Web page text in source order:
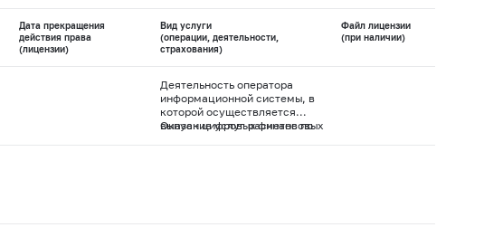
Дата прекращения
действия права
(лицензии)
Вид услуги
(операции, деятельности,
страхования)
Файл лицензии
(при наличии)
Деятельность оператора
информационной системы, в
которой осуществляется
выпуск цифровых финансовых
Оказание услуг расчетов по